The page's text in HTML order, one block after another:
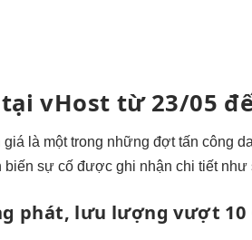
vHost từ 23/05
là một trong những đợt tấn công
biến sự cố được ghi nhận chi tiết như
phát, lưu lượng vượt 10